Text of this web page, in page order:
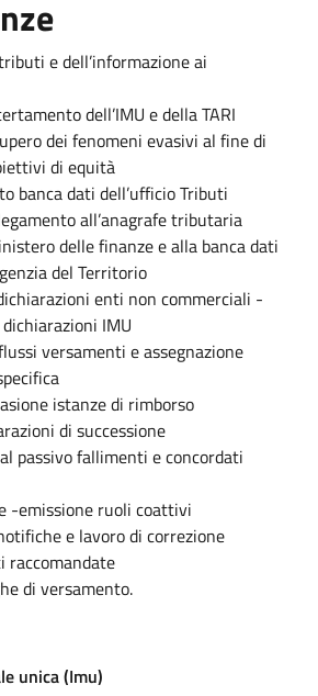
e dell’informazione ai
dell’IMU e della TARI
dei fenomeni evasivi al fine di
di equità
banca dati dell’ufficio Tributi
all’anagrafe tributaria
delle finanze e alla banca dati
del Territorio
enti non commerciali -
IMU
versamenti e assegnazione
istanze di rimborso
di successione
passivo fallimenti e concordati
-emissione ruoli coattivi
e lavoro di correzione
raccomandate
di versamento.
unica (Imu)